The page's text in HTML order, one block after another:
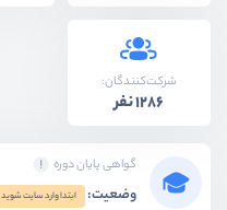
شرکت‌کنندگان:
1286 نفر
گواهی پایان دوره
وضعیت: ابتدا وارد سایت شوید